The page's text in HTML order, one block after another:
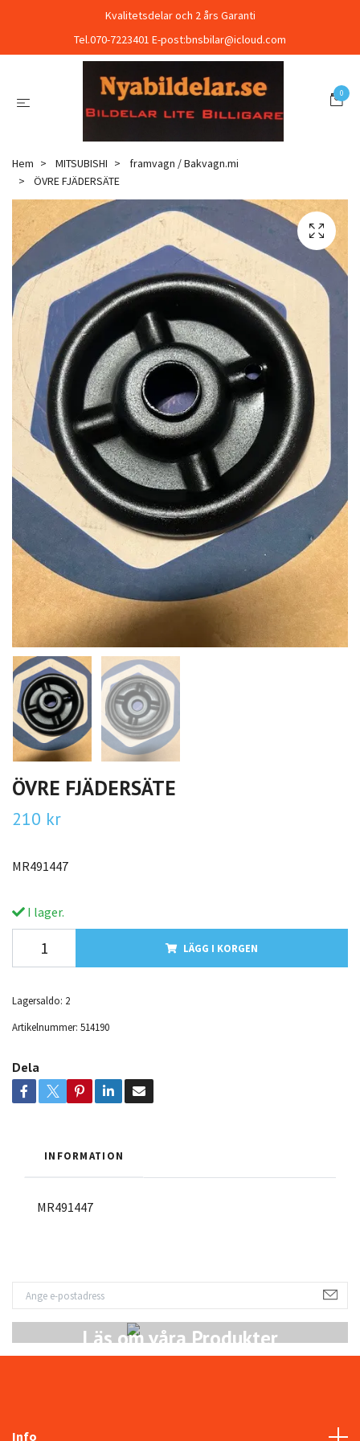
Kvalitetsdelar och 2 års Garanti
Tel.070-7223401 E-post:bnsbilar@icloud.com
0
Läs om våra Produkter
Hem MITSUBISHI
framvagn / Bakvagn.mi
ÖVRE FJÄDERSÄTE
ÖVRE FJÄDERSÄTE
210 kr
MR491447
I lager.
LÄGG I KORGEN
Lagersaldo: 2
Artikelnummer: 514190
Dela
INFORMATION
MR491447
Info